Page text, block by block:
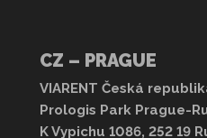
CZ – PRAGUE
VIARENT Česká
Prologis Park Prague-
K Vypichu 1086, 252 19